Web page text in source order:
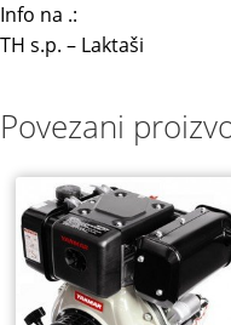
Info na .:
TH s.p. – Laktaši
Povezani